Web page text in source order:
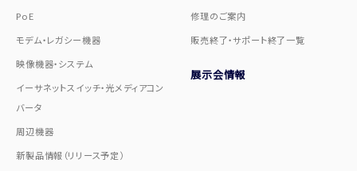
PoE
モデム・レガシー機器
映像機器・システム
イーサネットスイッチ・光メディアコン
バータ
周辺機器
新製品情報（リリース予定）
修理のご案内
販売終了・サポート終了一覧
展示会情報